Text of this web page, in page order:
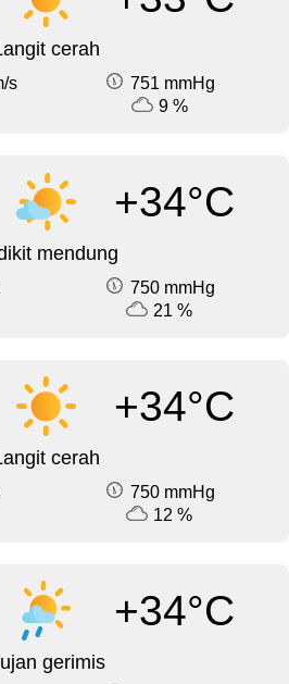
cerah
s
751 mmHg
9 %
+34°C
mendung
750 mmHg
21 %
+34°C
cerah
750 mmHg
12 %
+34°C
gerimis